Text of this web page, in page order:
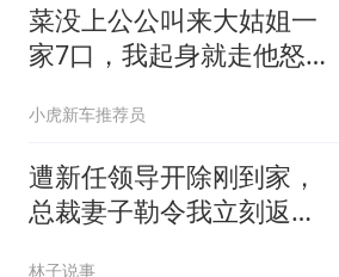
菜没上公公叫来大姑姐一
家7口，我起身就走他怒
小虎新车推荐员
遭新任领导开除刚到家，
总裁妻子勒令我立刻返
林子说事